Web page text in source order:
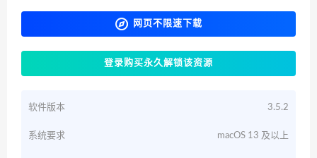
网页不限速下载
登录购买永久解锁该资源
软件版本 3.5.2
系统要求 macOS 13 及以上